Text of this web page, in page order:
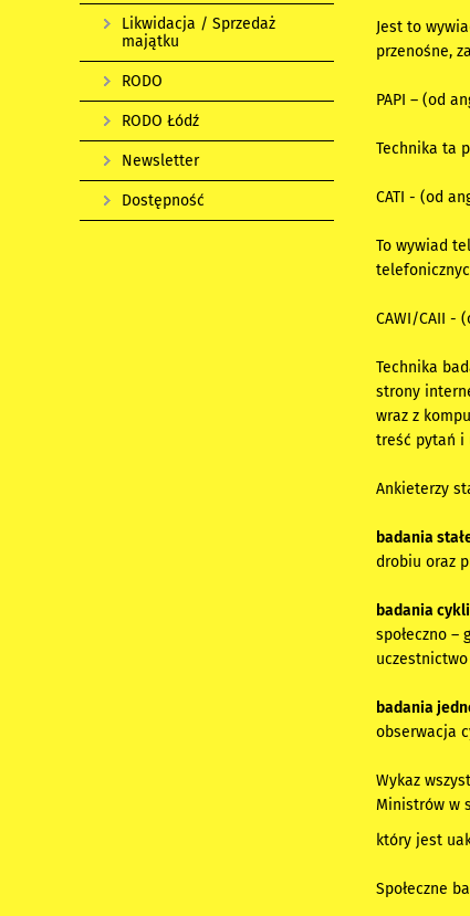
Jest to
przenośne,
PAPI – (od
Technika ta
CATI - (od
To wywiad
CAWI/CAII -
Technika
strony
wraz z
treść pytań i
Ankieterzy
badania
drobiu oraz
badania
społeczno –
badania
obserwacja
Wykaz
Ministrów w
który jest
Społeczne
Likwidacja / Sprzedaż
majątku
RODO
RODO Łódź
Newsletter
Dostępność